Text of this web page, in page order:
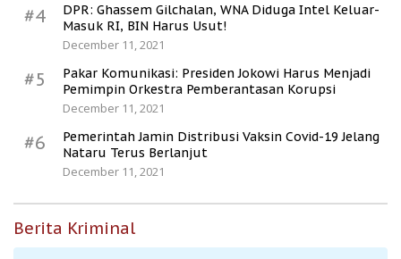
#4
DPR: Ghassem Gilchalan, WNA Diduga Intel Keluar-
Masuk RI, BIN Harus Usut!
December 11, 2021
#5
Pakar Komunikasi: Presiden Jokowi Harus Menjadi
Pemimpin Orkestra Pemberantasan Korupsi
December 11, 2021
#6
Pemerintah Jamin Distribusi Vaksin Covid-19 Jelang
Nataru Terus Berlanjut
December 11, 2021
Berita Kriminal